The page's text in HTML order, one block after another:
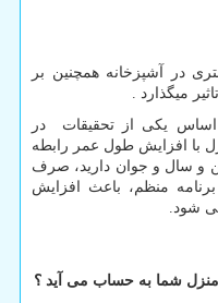
در آشپزخانه همچنین بر
میگذارد .
یکی از تحقیقات در
با افزایش طول عمر رابطه
و سال و جوان دارید، صرف
منظم، باعث افزایش
شود.
شما به حساب می آید ؟